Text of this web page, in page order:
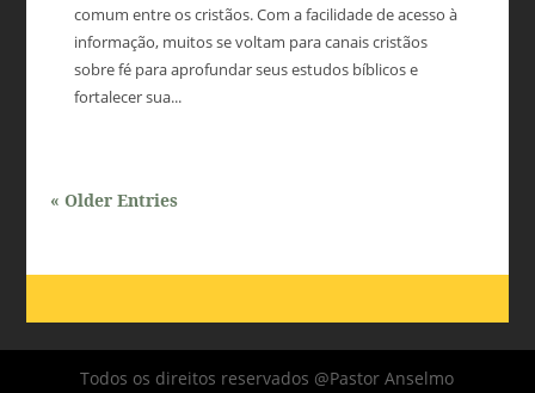
comum entre os cristãos. Com a facilidade de acesso à
informação, muitos se voltam para canais cristãos
sobre fé para aprofundar seus estudos bíblicos e
fortalecer sua...
« Older Entries
Todos os direitos reservados @Pastor Anselmo